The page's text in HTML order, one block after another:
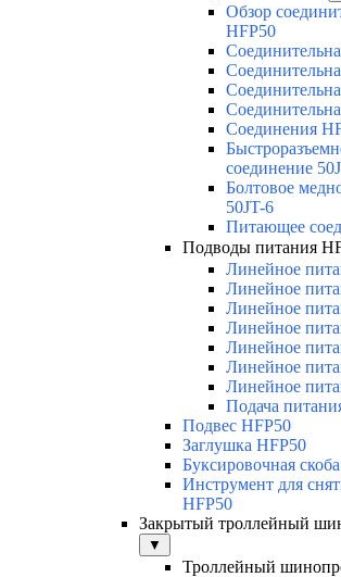
Обзор
HFP50
Соединения
соединение
Болтовое
50JT-6
Питающее
Подводы питания
Линейное
Линейное
Линейное
Линейное
Линейное
Линейное
Линейное
Подача
Подвес HFP50
Заглушка HFP50
Буксировочная
Инструмент для
HFP50
Закрытый троллейный
▼
Троллейный